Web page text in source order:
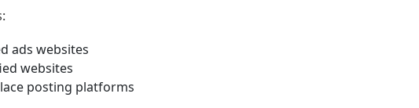
ads websites
websites
posting platforms